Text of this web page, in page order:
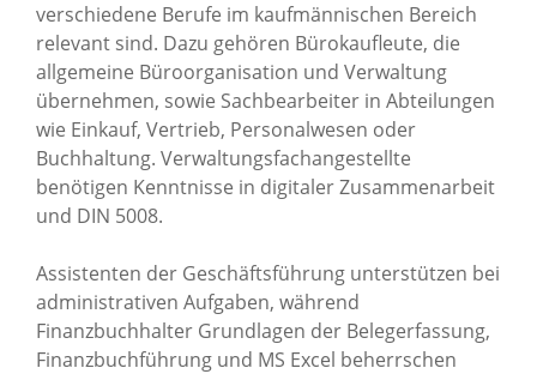
Standorte
Presse
News Archiv
verschiedene Berufe im kaufmännischen Bereich
relevant sind. Dazu gehören Bürokaufleute, die
allgemeine Büroorganisation und Verwaltung
übernehmen, sowie Sachbearbeiter in Abteilungen
wie Einkauf, Vertrieb, Personalwesen oder
Buchhaltung. Verwaltungsfachangestellte
benötigen Kenntnisse in digitaler Zusammenarbeit
und DIN 5008.
Assistenten der Geschäftsführung unterstützen bei
administrativen Aufgaben, während
Finanzbuchhalter Grundlagen der Belegerfassung,
Finanzbuchführung und MS Excel beherrschen